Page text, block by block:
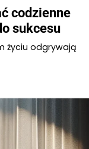
codzienne
sukcesu
życiu odgrywają